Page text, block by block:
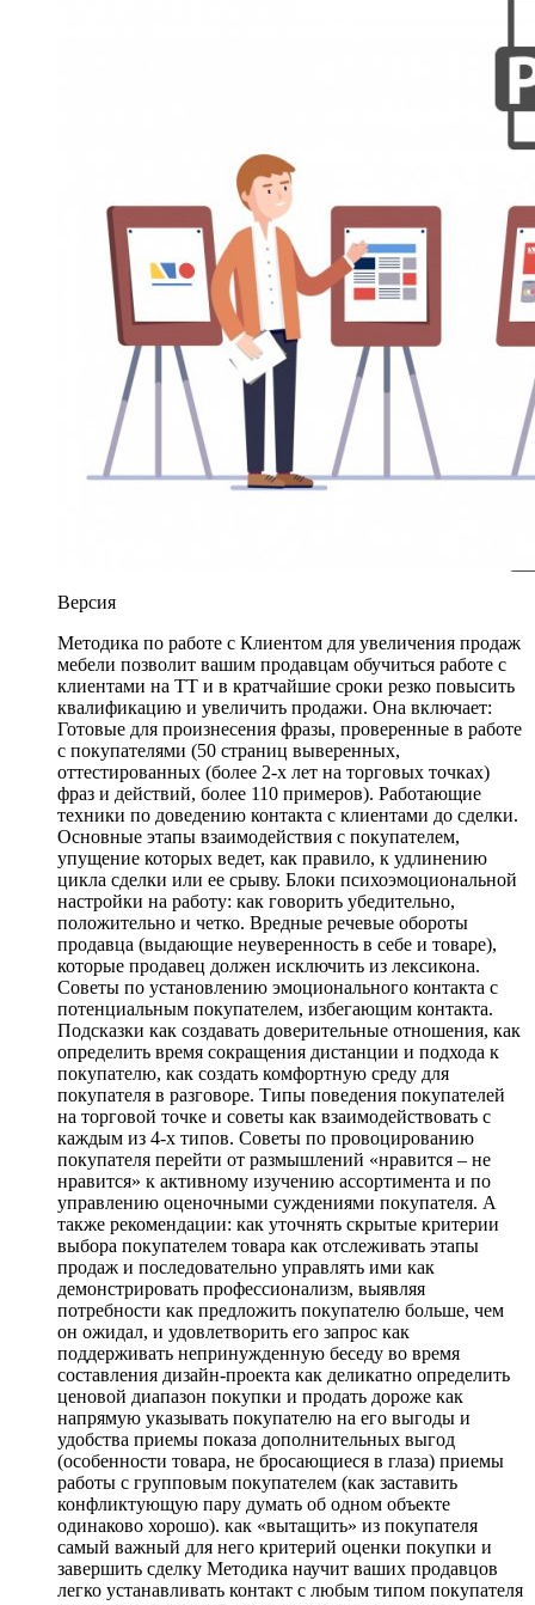
Версия
Методика по работе с Клиентом для увеличения продаж
мебели позволит вашим продавцам обучиться работе с
клиентами на ТТ и в кратчайшие сроки резко повысить
квалификацию и увеличить продажи. Она включает:
Готовые для произнесения фразы, проверенные в работе
с покупателями (50 страниц выверенных,
оттестированных (более 2-х лет на торговых точках)
фраз и действий, более 110 примеров). Работающие
техники по доведению контакта с клиентами до сделки.
Основные этапы взаимодействия с покупателем,
упущение которых ведет, как правило, к удлинению
цикла сделки или ее срыву. Блоки психоэмоциональной
настройки на работу: как говорить убедительно,
положительно и четко. Вредные речевые обороты
продавца (выдающие неуверенность в себе и товаре),
которые продавец должен исключить из лексикона.
Советы по установлению эмоционального контакта с
потенциальным покупателем, избегающим контакта.
Подсказки как создавать доверительные отношения, как
определить время сокращения дистанции и подхода к
покупателю, как создать комфортную среду для
покупателя в разговоре. Типы поведения покупателей
на торговой точке и советы как взаимодействовать с
каждым из 4-х типов. Советы по провоцированию
покупателя перейти от размышлений «нравится – не
нравится» к активному изучению ассортимента и по
управлению оценочными суждениями покупателя. А
также рекомендации: как уточнять скрытые критерии
выбора покупателем товара как отслеживать этапы
продаж и последовательно управлять ими как
демонстрировать профессионализм, выявляя
потребности как предложить покупателю больше, чем
он ожидал, и удовлетворить его запрос как
поддерживать непринужденную беседу во время
составления дизайн-проекта как деликатно определить
ценовой диапазон покупки и продать дороже как
напрямую указывать покупателю на его выгоды и
удобства приемы показа дополнительных выгод
(особенности товара, не бросающиеся в глаза) приемы
работы с групповым покупателем (как заставить
конфликтующую пару думать об одном объекте
одинаково хорошо). как «вытащить» из покупателя
самый важный для него критерий оценки покупки и
завершить сделку Методика научит ваших продавцов
легко устанавливать контакт с любым типом покупателя